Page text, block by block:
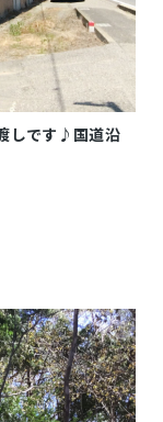
しです♪国道沿